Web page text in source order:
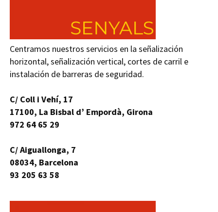
Centramos nuestros servicios en la señalización
horizontal, señalización vertical, cortes de carril e
instalación de barreras de seguridad.
C/ Coll i Vehí, 17
17100, La Bisbal d’ Empordà, Girona
972 64 65 29
C/ Aiguallonga, 7
08034, Barcelona
93 205 63 58